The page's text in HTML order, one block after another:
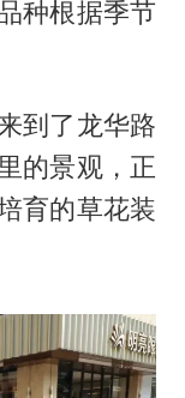
种根据季节
到了龙华路
的景观，正
育的草花装